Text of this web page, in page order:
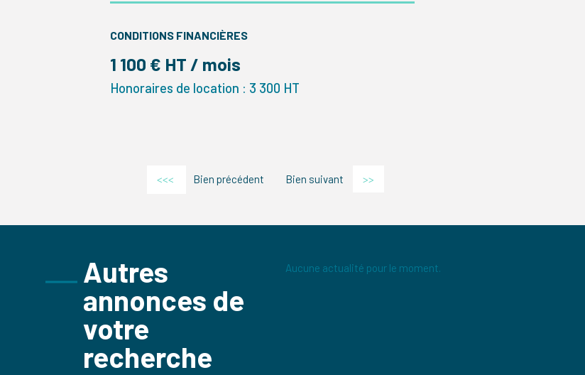
CONDITIONS FINANCIÈRES
1 100 € HT / mois
Honoraires de location : 3 300 HT
<<< Bien précédent Bien suivant >>
Autres
annonces de
votre
recherche
Aucune actualité pour le moment.